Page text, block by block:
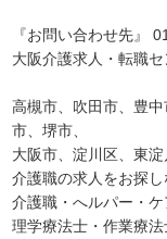
『お問い合わせ先』
大阪介護求人・転職セ
高槻市、吹田市、豊
市、堺市、
大阪市、淀川区、東
介護職の求人をお探し
介護職・へルパー・
理学療法士・作業療